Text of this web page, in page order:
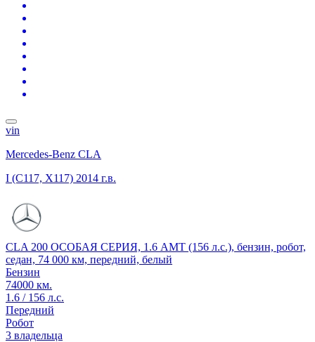
vin
Mercedes-Benz CLA
I (C117, X117) 2014 г.в.
CLA 200 ОСОБАЯ СЕРИЯ, 1.6 AMT (156 л.с.), бензин, робот,
седан, 74 000 км, передний, белый
Бензин
74000 км.
1.6 / 156 л.с.
Передний
Робот
3 владельца